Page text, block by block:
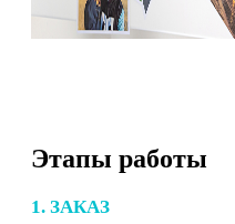
Этапы работы
1. ЗАКАЗ